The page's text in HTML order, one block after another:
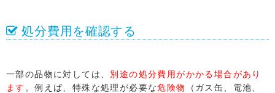
処分費用を確認する
一部の品物に対しては、 別途の処分費用がかかる場合があり
ます 。例えば、特殊な処理が必要な危険物
（ガス缶、電池、